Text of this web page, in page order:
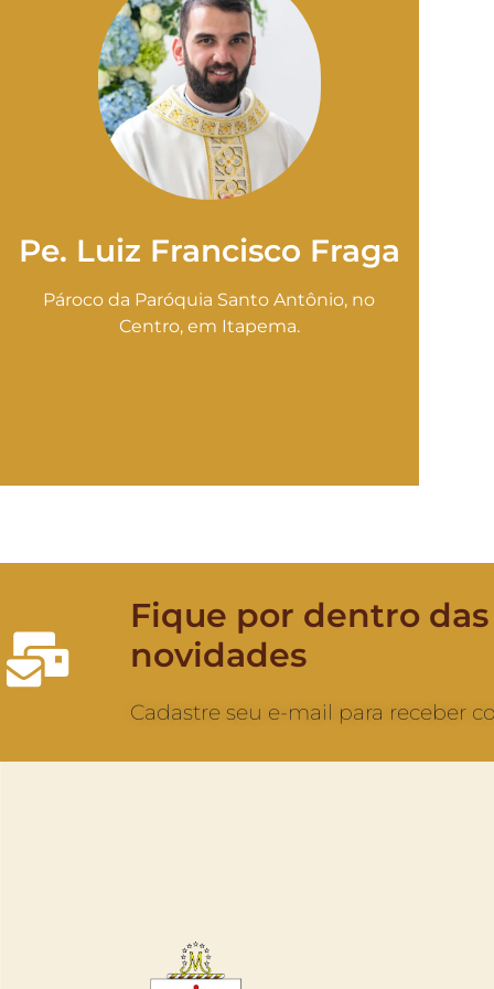
Pe. Luiz Francisco Fraga
Pároco da Paróquia Santo Antônio, no
Centro, em Itapema.
Fique por dentro das
novidades
Cadastre seu e-mail para receber